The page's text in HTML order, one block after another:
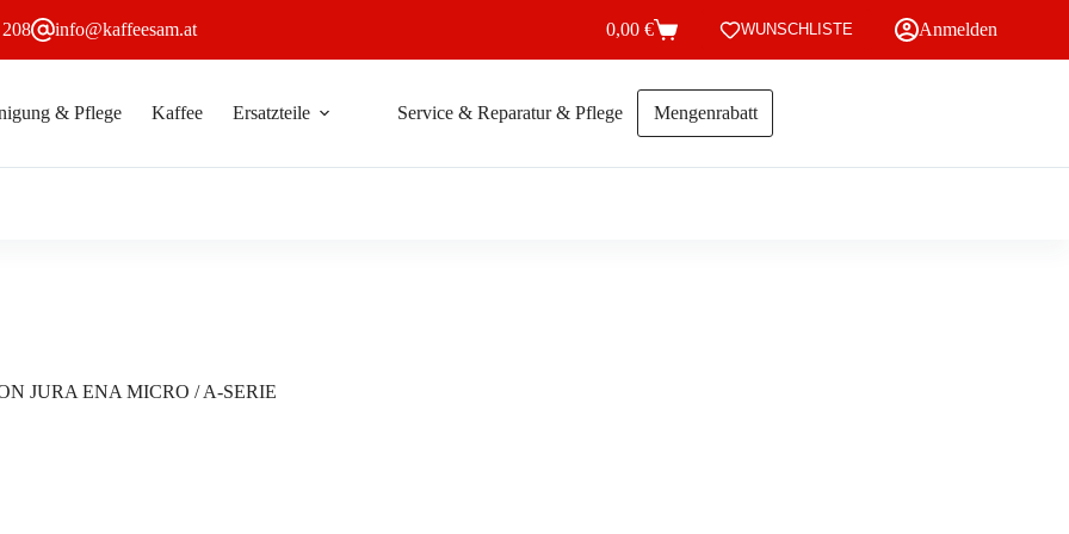
info@kaffeesam.at Warenkorb
0,00 € WUNSCHLISTE Anmelden
& Pflege Kaffee Ersatzteile Service & Reparatur & Pflege Mengenrabatt